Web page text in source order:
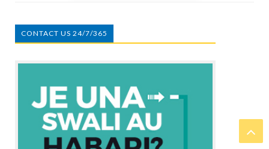
CONTACT US 24/7/365